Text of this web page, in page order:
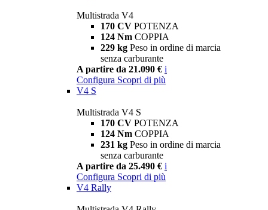
Multistrada V4
170 CV POTENZA
124 Nm COPPIA
229 kg Peso in ordine di marcia
senza carburante
A partire da 21.090 € i
Configura Scopri di più
V4 S
Multistrada V4 S
170 CV POTENZA
124 Nm COPPIA
231 kg Peso in ordine di marcia
senza carburante
A partire da 25.490 € i
Configura Scopri di più
V4 Rally